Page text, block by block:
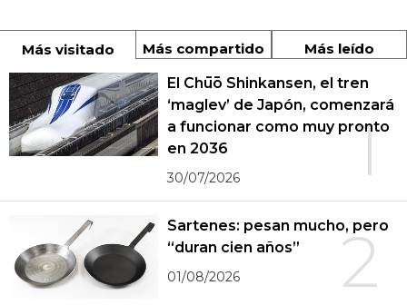
Más visitado Más compartido Más leído
1
El Chūō Shinkansen, el tren
‘maglev’ de Japón, comenzará
a funcionar como muy pronto
en 2036
30/07/2026
2
Sartenes: pesan mucho, pero
“duran cien años”
01/08/2026